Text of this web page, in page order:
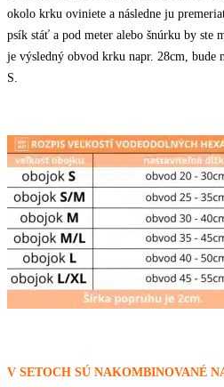
okolo krku oviniete a následne ju
psík stáť a pod meter alebo šnúrku by ste
je výsledný obvod krku napr. 28cm, bude
S.
V SETOCH SÚ NAKOMBINOVANÉ